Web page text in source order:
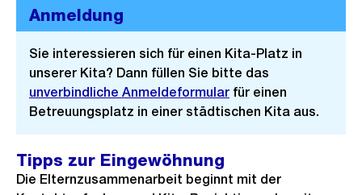
Anmeldung
Sie interessieren sich für einen Kita-Platz in
unserer Kita? Dann füllen Sie bitte das
unverbindliche Anmeldeformular für einen
Betreuungsplatz in einer städtischen Kita aus.
Tipps zur Eingewöhnung
Die Elternzusammenarbeit beginnt mit der